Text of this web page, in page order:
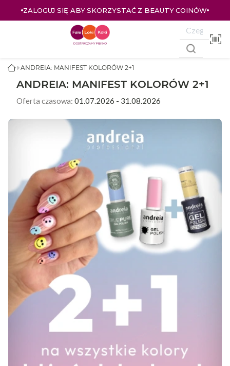
COINÓW ZALOGUJ SIĘ I KUPUJ TANIEJ – AŻ 33%
ANDREIA: MANIFEST KOLORÓW 2+1
ANDREIA: MANIFEST KOLORÓW 2+1
Oferta czasowa: 01.07.2026 - 31.08.2026